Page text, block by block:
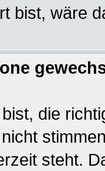
bist, wäre
die
steht.